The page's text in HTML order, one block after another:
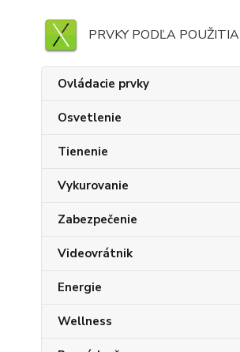
PRVKY PODĽA POUŽITIA
Ovládacie prvky
Osvetlenie
Tienenie
Vykurovanie
Zabezpečenie
Videovrátnik
Energie
Wellness